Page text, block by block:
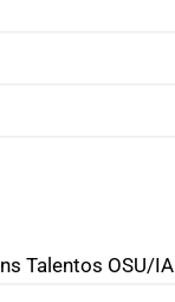
Talentos OSU/IA